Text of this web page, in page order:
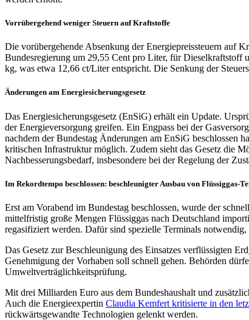
Vorrübergehend weniger Steuern auf Kraftstoffe
Die vorübergehende Absenkung der Energiepreissteuern auf
Bundesregierung um 29,55 Cent pro Liter, für
kg, was etwa 12,66 ct/Liter entspricht. Die Senkung der
Änderungen am Energiesicherungsgesetz
Das Energiesicherungsgesetz (EnSiG) erhält ein Update.
der Energieversorgung greifen. Ein Engpass bei der
nachdem der Bundestag Änderungen am EnSiG beschlossen
kritischen Infrastruktur möglich. Zudem sieht das Gesetz die
Nachbesserungsbedarf, insbesondere bei der Regelung der
Im Rekordtempo beschlossen: beschleunigter Ausbau von Flüssiggas-
Erst am Vorabend im Bundestag beschlossen, wurde der
mittelfristig große Mengen Flüssiggas nach Deutschland
regasifiziert werden. Dafür sind spezielle Terminals
Das Gesetz zur Beschleunigung des Einsatzes verflüssigten
Genehmigung der Vorhaben soll schnell gehen. Behörden
Umweltverträglichkeitsprüfung.
Mit drei Milliarden Euro aus dem Bundeshaushalt und
Auch die Energieexpertin Claudia Kemfert kritisierte in den
rückwärtsgewandte Technologien gelenkt werden.